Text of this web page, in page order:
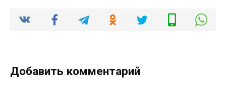
Добавить комментарий